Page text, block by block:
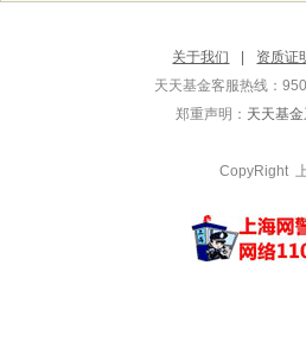
关于我们
资质证
天天基金客服热线：
郑重声明： 天天基
CopyRight